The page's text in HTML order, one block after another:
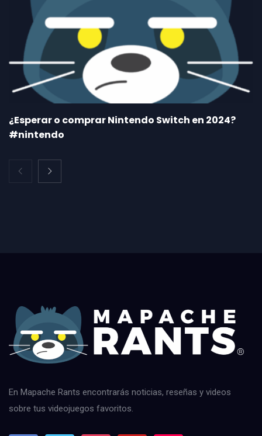
¿Esperar o comprar Nintendo Switch en 2024?
#nintendo
En Mapache Rants encontrarás noticias, reseñas y videos
sobre tus videojuegos favoritos.